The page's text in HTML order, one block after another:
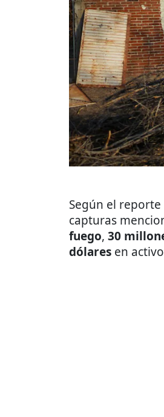
Según el
capturas
fuego, 30
dólares en